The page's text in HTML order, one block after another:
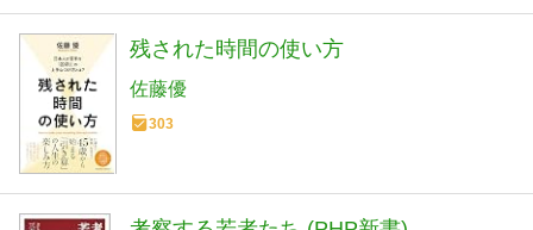
残された時間の使い方
佐藤優
303